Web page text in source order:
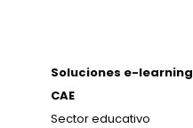
Soluciones e-learning
CAE
Sector educativo